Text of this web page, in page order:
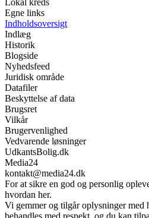
Lokal kreds
Egne links
Indholdsoversigt
Indlæg
Historik
Blogside
Nyhedsfeed
Juridisk område
Datafiler
Beskyttelse af data
Brugsret
Vilkår
Brugervenlighed
Vedvarende løsninger
UdkantsBolig.dk
Media24
kontakt@media24.dk
For at sikre en god og personlig
hvordan her.
Vi gemmer og tilgår oplysninger med